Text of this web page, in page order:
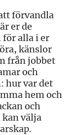
förvandla
er de
för alla i er
känslor
från jobbet
och
hur var det
hem och
och
välja